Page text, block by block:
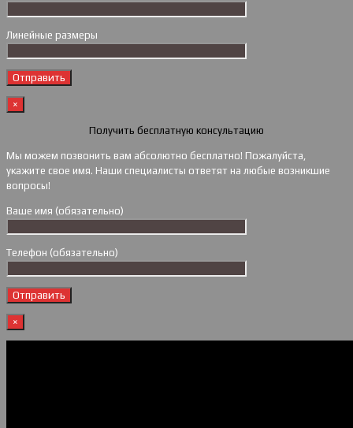
Линейные размеры
×
Получить бесплатную консультацию
Мы можем позвонить вам абсолютно бесплатно! Пожалуйста,
укажите свое имя. Наши специалисты ответят на любые возникшие
вопросы!
Ваше имя (обязательно)
Телефон (обязательно)
×